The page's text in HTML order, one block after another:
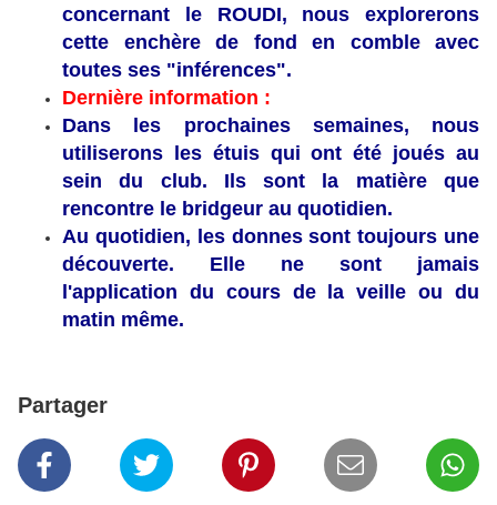
concernant le ROUDI, nous explorerons
cette enchère de fond en comble avec
toutes ses "inférences".
Dernière information :
Dans les prochaines semaines, nous
utiliserons les étuis qui ont été joués au
sein du club. Ils sont la matière que
rencontre le bridgeur au quotidien.
Au quotidien, les donnes sont toujours une
découverte. Elle ne sont jamais
l'application du cours de la veille ou du
matin même.
Partager